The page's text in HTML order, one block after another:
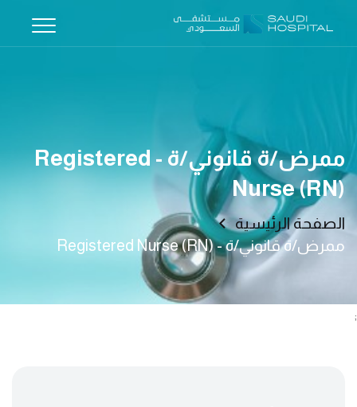
ممرض/ة قانوني/ة - Registered
Nurse (RN)
الصفحة الرئيسية
ممرض/ة قانوني/ة - Registered Nurse (RN)
;